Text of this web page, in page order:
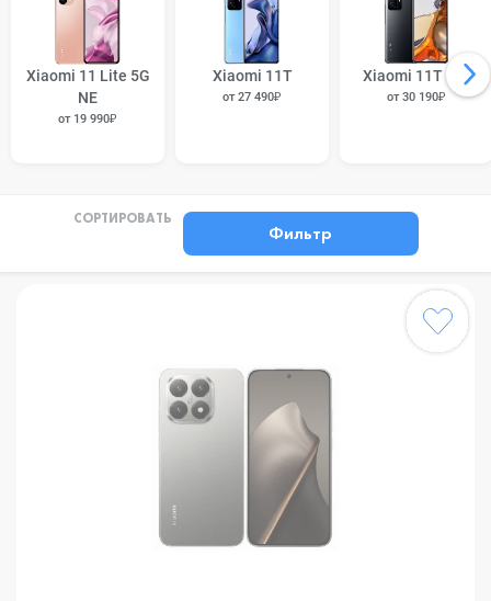
Xiaomi 11 Lite 5G
NE
от 19 990₽
Xiaomi 11T
от 27 490₽
Xiaomi 11T Pro
от 30 190₽
СОРТИРОВАТЬ
Фильтр